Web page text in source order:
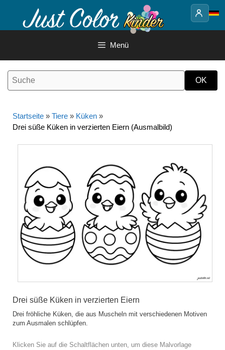
Inhalt
Menü
Startseite » Tiere » Küken »
Drei süße Küken in verzierten Eiern (Ausmalbild)
Drei süße Küken in verzierten Eiern
Drei fröhliche Küken, die aus Muscheln mit verschiedenen Motiven
zum Ausmalen schlüpfen.
Klicken Sie auf die Schaltflächen unten, um diese Malvorlage